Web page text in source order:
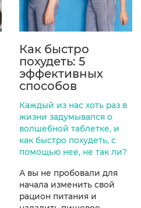
Как быстро
похудеть: 5
эффективных
способов
Каждый из нас хоть раз в
жизни задумывался о
волшебной таблетке, и
как быстро похудеть, с
помощью нее, не так ли?
А вы не пробовали для
начала изменить свой
рацион питания и